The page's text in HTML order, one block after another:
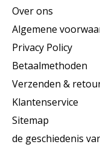
Over ons
Algemene
Privacy Policy
Betaalmethoden
Verzenden &
Klantenservice
Sitemap
de geschiedenis